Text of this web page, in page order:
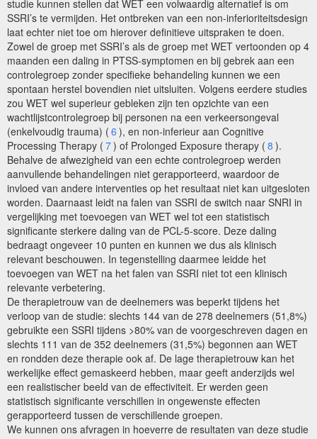
studie kunnen stellen dat WET een volwaardig alternatief is om
SSRI’s te vermijden. Het ontbreken van een non-inferioriteitsdesign
laat echter niet toe om hierover definitieve uitspraken te doen.
Zowel de groep met SSRI’s als de groep met WET vertoonden op 4
maanden een daling in PTSS-symptomen en bij gebrek aan een
controlegroep zonder specifieke behandeling kunnen we een
spontaan herstel bovendien niet uitsluiten. Volgens eerdere studies
zou WET wel superieur gebleken zijn ten opzichte van een
wachtlijstcontrolegroep bij personen na een verkeersongeval
(enkelvoudig trauma) ( 6 ), en non-inferieur aan Cognitive
Processing Therapy ( 7) of Prolonged Exposure therapy ( 8 ).
Behalve de afwezigheid van een echte controlegroep werden
aanvullende behandelingen niet gerapporteerd, waardoor de
invloed van andere interventies op het resultaat niet kan uitgesloten
worden. Daarnaast leidt na falen van SSRI de switch naar SNRI in
vergelijking met toevoegen van WET wel tot een statistisch
significante sterkere daling van de PCL-5-score. Deze daling
bedraagt ongeveer 10 punten en kunnen we dus als klinisch
relevant beschouwen. In tegenstelling daarmee leidde het
toevoegen van WET na het falen van SSRI niet tot een klinisch
relevante verbetering.
De therapietrouw van de deelnemers was beperkt tijdens het
verloop van de studie: slechts 144 van de 278 deelnemers (51,8%)
gebruikte een SSRI tijdens >80% van de voorgeschreven dagen en
slechts 111 van de 352 deelnemers (31,5%) begonnen aan WET
en rondden deze therapie ook af. De lage therapietrouw kan het
werkelijke effect gemaskeerd hebben, maar geeft anderzijds wel
een realistischer beeld van de effectiviteit. Er werden geen
statistisch significante verschillen in ongewenste effecten
gerapporteerd tussen de verschillende groepen.
We kunnen ons afvragen in hoeverre de resultaten van deze studie